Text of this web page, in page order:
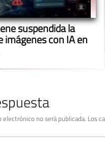
suspendida la
imágenes con IA en
electrónico no será publicada. Los